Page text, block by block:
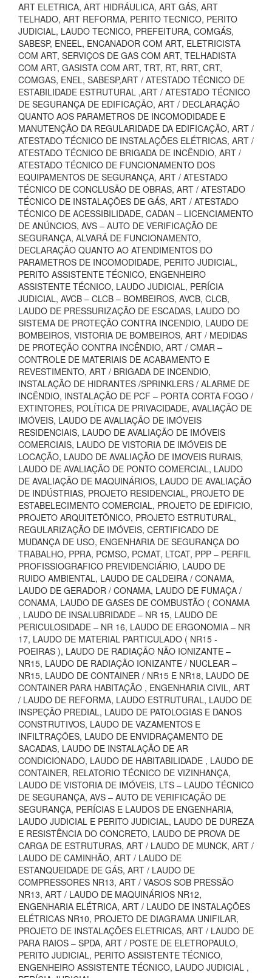
ART ELETRICA, ART HIDRÁULICA, ART GÁS, ART
TELHADO, ART REFORMA, PERITO TECNICO, PERITO
JUDICIAL, LAUDO TECNICO, PREFEITURA, COMGÁS,
SABESP, ENEEL, ENCANADOR COM ART, ELETRICISTA
COM ART, SERVIÇOS DE GAS COM ART, TELHADISTA
COM ART, GASISTA COM ART, TRT, RT, RRT, CRT,
COMGAS, ENEL, SABESP,ART / ATESTADO TÉCNICO DE
ESTABILIDADE ESTRUTURAL ,ART / ATESTADO TÉCNICO
DE SEGURANÇA DE EDIFICAÇÃO, ART / DECLARAÇÃO
QUANTO AOS PARAMETROS DE INCOMODIDADE E
MANUTENÇÃO DA REGULARIDADE DA EDIFICAÇÃO, ART /
ATESTADO TÉCNICO DE INSTALAÇÕES ELÉTRICAS, ART /
ATESTADO TÉCNICO DE BRIGADA DE INCÊNDIO, ART /
ATESTADO TÉCNICO DE FUNCIONAMENTO DOS
EQUIPAMENTOS DE SEGURANÇA, ART / ATESTADO
TÉCNICO DE CONCLUSÃO DE OBRAS, ART / ATESTADO
TÉCNICO DE INSTALAÇÕES DE GÁS, ART / ATESTADO
TÉCNICO DE ACESSIBILIDADE, CADAN – LICENCIAMENTO
DE ANÚNCIOS, AVS – AUTO DE VERIFICAÇÃO DE
SEGURANÇA, ALVARÁ DE FUNCIONAMENTO,
DECLARAÇÃO QUANTO AO ATENDIMENTOS DO
PARAMETROS DE INCOMODIDADE, PERITO JUDICIAL,
PERITO ASSISTENTE TÉCNICO, ENGENHEIRO
ASSISTENTE TÉCNICO, LAUDO JUDICIAL, PERÍCIA
JUDICIAL, AVCB – CLCB – BOMBEIROS, AVCB, CLCB,
LAUDO DE PRESSURIZAÇÃO DE ESCADAS, LAUDO DO
SISTEMA DE PROTEÇÃO CONTRA INCENDIO, LAUDO DE
BOMBEIROS, VISTORIA DE BOMBEIROS, ART / MEDIDAS
DE PROTEÇÃO CONTRA INCÊNDIO, ART / CMAR –
CONTROLE DE MATERIAIS DE ACABAMENTO E
REVESTIMENTO, ART / BRIGADA DE INCENDIO,
INSTALAÇÃO DE HIDRANTES /SPRINKLERS / ALARME DE
INCÊNDIO, INSTALAÇÃO DE PCF – PORTA CORTA FOGO /
EXTINTORES, POLÍTICA DE PRIVACIDADE, AVALIAÇÃO DE
IMÓVEIS, LAUDO DE AVALIAÇÃO DE IMÓVEIS
RESIDENCIAIS, LAUDO DE AVALIAÇÃO DE IMÓVEIS
COMERCIAIS, LAUDO DE VISTORIA DE IMÓVEIS DE
LOCAÇÃO, LAUDO DE AVALIAÇÃO DE IMOVEIS RURAIS,
LAUDO DE AVALIAÇÃO DE PONTO COMERCIAL, LAUDO
DE AVALIAÇÃO DE MAQUINÁRIOS, LAUDO DE AVALIAÇÃO
DE INDÚSTRIAS, PROJETO RESIDENCIAL, PROJETO DE
ESTABELECIMENTO COMERCIAL, PROJETO DE EDIFICIO,
PROJETO ARQUITETÔNICO, PROJETO ESTRUTURAL,
REGULARIZAÇÃO DE IMÓVEIS, CERTIFICADO DE
MUDANÇA DE USO, ENGENHARIA DE SEGURANÇA DO
TRABALHO, PPRA, PCMSO, PCMAT, LTCAT, PPP – PERFIL
PROFISSIOGRAFICO PREVIDENCIÁRIO, LAUDO DE
RUIDO AMBIENTAL, LAUDO DE CALDEIRA / CONAMA,
LAUDO DE GERADOR / CONAMA, LAUDO DE FUMAÇA /
CONAMA, LAUDO DE GASES DE COMBUSTÃO ( CONAMA
, LAUDO DE INSALUBRIDADE – NR 15, LAUDO DE
PERICULOSIDADE – NR 16, LAUDO DE ERGONOMIA – NR
17, LAUDO DE MATERIAL PARTICULADO ( NR15 -
POEIRAS ), LAUDO DE RADIAÇÃO NÃO IONIZANTE –
NR15, LAUDO DE RADIAÇÃO IONIZANTE / NUCLEAR –
NR15, LAUDO DE CONTAINER / NR15 E NR18, LAUDO DE
CONTAINER PARA HABITAÇÃO , ENGENHARIA CIVIL, ART
/ LAUDO DE REFORMA, LAUDO ESTRUTURAL, LAUDO DE
INSPEÇÃO PREDIAL, LAUDO DE PATOLOGIAS E DANOS
CONSTRUTIVOS, LAUDO DE VAZAMENTOS E
INFILTRAÇÕES, LAUDO DE ENVIDRAÇAMENTO DE
SACADAS, LAUDO DE INSTALAÇÃO DE AR
CONDICIONADO, LAUDO DE HABITABILIDADE , LAUDO DE
CONTAINER, RELATORIO TÉCNICO DE VIZINHANÇA,
LAUDO DE VISTORIA DE IMÓVEIS, LTS – LAUDO TÉCNICO
DE SEGURANÇA, AVS – AUTO DE VERIFICAÇÃO DE
SEGURANÇA, PERÍCIAS E LAUDOS DE ENGENHARIA,
LAUDO JUDICIAL E PERITO JUDICIAL, LAUDO DE DUREZA
E RESISTÊNCIA DO CONCRETO, LAUDO DE PROVA DE
CARGA DE ESTRUTURAS, ART / LAUDO DE MUNCK, ART /
LAUDO DE CAMINHÃO, ART / LAUDO DE
ESTANQUEIDADE DE GÁS, ART / LAUDO DE
COMPRESSORES NR13, ART / VASOS SOB PRESSÃO
NR13, ART / LAUDO DE MAQUINÁRIOS NR12,
ENGENHARIA ELÉTRICA, ART / LAUDO DE INSTALAÇÕES
ELÉTRICAS NR10, PROJETO DE DIAGRAMA UNIFILAR,
PROJETO DE INSTALAÇÕES ELETRICAS, ART / LAUDO DE
PARA RAIOS – SPDA, ART / POSTE DE ELETROPAULO,
PERITO JUDICIAL, PERITO ASSISTENTE TÉCNICO,
ENGENHEIRO ASSISTENTE TÉCNICO, LAUDO JUDICIAL ,